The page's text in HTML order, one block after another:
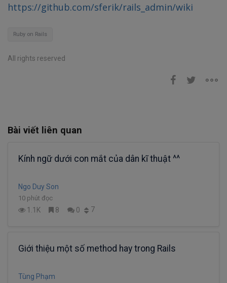
https://github.com/sferik/rails_admin/wiki
Ruby on Rails
All rights reserved
Bài viết liên quan
Kính ngữ dưới con mắt của dân kĩ thuật ^^
Ngo Duy Son
10 phút đọc
1.1K 8 0 7
Giới thiệu một số method hay trong Rails
Tùng Phạm